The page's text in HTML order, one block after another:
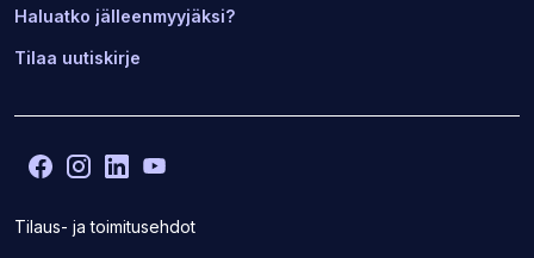
Haluatko jälleenmyyjäksi?
Tilaa uutiskirje
Tilaus- ja toimitusehdot
Facebook
(Avaa
sivuston
uudelle
Instagram
(Avaa
sivuston
LinkedIn
(Avaa
sivustonsivuston